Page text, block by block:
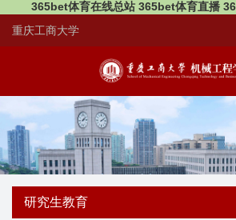
365bet体育在线总站 365bet体育直播
重庆工商大学
研究生教育